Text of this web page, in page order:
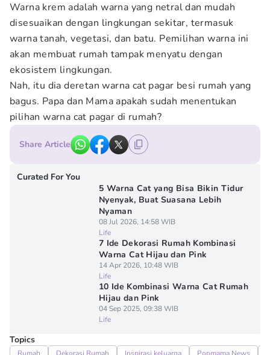
Warna krem adalah warna yang netral dan mudah
disesuaikan dengan lingkungan sekitar, termasuk
warna tanah, vegetasi, dan batu. Pemilihan warna ini
akan membuat rumah tampak menyatu dengan
ekosistem lingkungan.
Nah, itu dia deretan warna cat pagar besi rumah yang
bagus. Papa dan Mama apakah sudah menentukan
pilihan warna cat pagar di rumah?
Share Article
Curated For You
5 Warna Cat yang Bisa Bikin Tidur
Nyenyak, Buat Suasana Lebih
Nyaman
08 Jul 2026, 14:58 WIB
Life
7 Ide Dekorasi Rumah Kombinasi
Warna Cat Hijau dan Pink
14 Apr 2026, 10:48 WIB
Life
10 Ide Kombinasi Warna Cat Rumah
Hijau dan Pink
04 Sep 2025, 09:38 WIB
Life
Topics